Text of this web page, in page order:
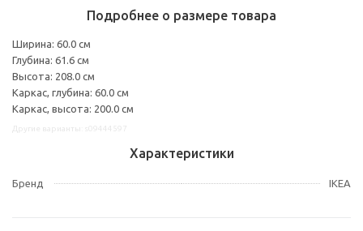
Подробнее о размере товара
Ширина: 60.0 см
Глубина: 61.6 см
Высота: 208.0 см
Каркас, глубина: 60.0 см
Каркас, высота: 200.0 см
Характеристики
Бренд IKEA